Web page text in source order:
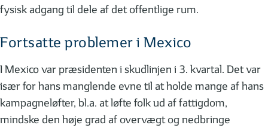
fysisk adgang til dele af det offentlige rum.
Fortsatte problemer i Mexico
I Mexico var præsidenten i skudlinjen i 3. kvartal. Det var
især for hans manglende evne til at holde mange af hans
kampagneløfter, bl.a. at løfte folk ud af fattigdom,
mindske den høje grad af overvægt og nedbringe